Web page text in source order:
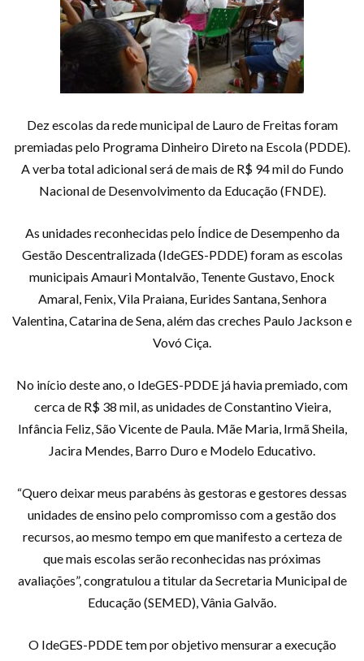
Dez escolas da rede municipal de Lauro de Freitas foram
premiadas pelo Programa Dinheiro Direto na Escola (PDDE).
A verba total adicional será de mais de R$ 94 mil do Fundo
Nacional de Desenvolvimento da Educação (FNDE).
As unidades reconhecidas pelo Índice de Desempenho da
Gestão Descentralizada (IdeGES-PDDE) foram as escolas
municipais Amauri Montalvão, Tenente Gustavo, Enock
Amaral, Fenix, Vila Praiana, Eurides Santana, Senhora
Valentina, Catarina de Sena, além das creches Paulo Jackson e
Vovó Ciça.
No início deste ano, o IdeGES-PDDE já havia premiado, com
cerca de R$ 38 mil, as unidades de Constantino Vieira,
Infância Feliz, São Vicente de Paula. Mãe Maria, Irmã Sheila,
Jacira Mendes, Barro Duro e Modelo Educativo.
“Quero deixar meus parabéns às gestoras e gestores dessas
unidades de ensino pelo compromisso com a gestão dos
recursos, ao mesmo tempo em que manifesto a certeza de
que mais escolas serão reconhecidas nas próximas
avaliações”, congratulou a titular da Secretaria Municipal de
Educação (SEMED), Vânia Galvão.
O IdeGES-PDDE tem por objetivo mensurar a execução